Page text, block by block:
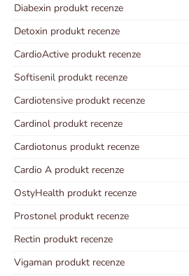
Diabexin produkt recenze
Detoxin produkt recenze
CardioActive produkt recenze
Softisenil produkt recenze
Cardiotensive produkt recenze
Cardinol produkt recenze
Cardiotonus produkt recenze
Cardio A produkt recenze
OstyHealth produkt recenze
Prostonel produkt recenze
Rectin produkt recenze
Vigaman produkt recenze